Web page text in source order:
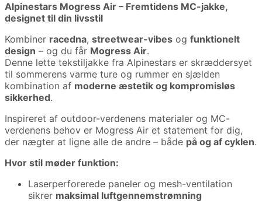
Alpinestars Mogress Air – Fremtidens MC-jakke,
designet til din livsstil
Kombiner racedna, streetwear-vibes og funktionelt
design – og du får Mogress Air.
Denne lette tekstiljakke fra Alpinestars er skræddersyet
til sommerens varme ture og rummer en sjælden
kombination af moderne æstetik og kompromisløs
sikkerhed.
Inspireret af outdoor-verdenens materialer og MC-
verdenens behov er Mogress Air et statement for dig,
der nægter at ligne alle de andre – både på og af cyklen.
Hvor stil møder funktion:
Laserperforerede paneler og mesh-ventilation
sikrer maksimal luftgennemstrømning